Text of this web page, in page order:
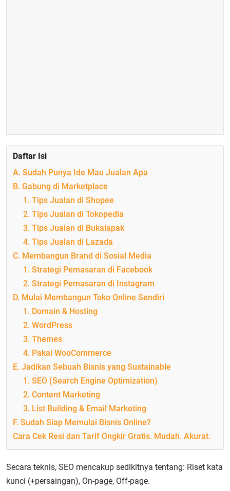
Daftar Isi
A. Sudah Punya Ide Mau Jualan Apa
B. Gabung di Marketplace
1. Tips Jualan di Shopee
2. Tips Jualan di Tokopedia
3. Tips Jualan di Bukalapak
4. Tips Jualan di Lazada
C. Membangun Brand di Sosial Media
1. Strategi Pemasaran di Facebook
2. Strategi Pemasaran di Instagram
D. Mulai Membangun Toko Online Sendiri
1. Domain & Hosting
2. WordPress
3. Themes
4. Pakai WooCommerce
E. Jadikan Sebuah Bisnis yang Sustainable
1. SEO (Search Engine Optimization)
2. Content Marketing
3. List Building & Email Marketing
F. Sudah Siap Memulai Bisnis Online?
Cara Cek Resi dan Tarif Ongkir Gratis. Mudah. Akurat.
Secara teknis, SEO mencakup sedikitnya tentang: Riset kata
kunci (+persaingan), On-page, Off-page.